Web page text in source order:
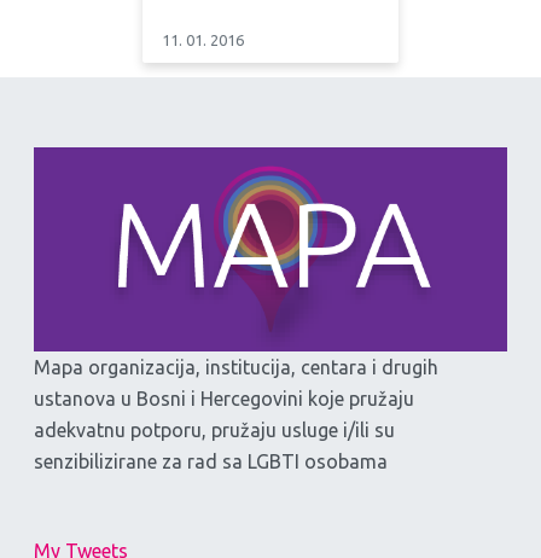
11. 01. 2016
Mapa organizacija, institucija, centara i drugih
ustanova u Bosni i Hercegovini koje pružaju
adekvatnu potporu, pružaju usluge i/ili su
senzibilizirane za rad sa LGBTI osobama
My Tweets